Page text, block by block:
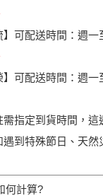
可配送時間：週一
可配送時間：週一
指定到貨時間，這
到特殊節日、天然
何計算?